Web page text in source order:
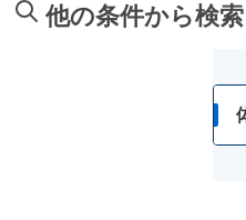
他の条件から検索